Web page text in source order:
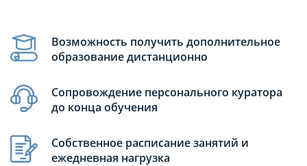
Возможность получить дополнительное
образование дистанционно
Сопровождение персонального куратора
до конца обучения
Собственное расписание занятий и
ежедневная нагрузка